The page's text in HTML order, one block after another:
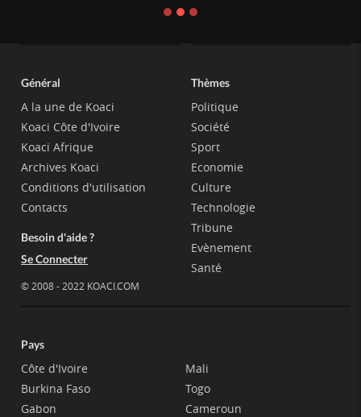
Général
A la une de Koaci
Koaci Côte d'Ivoire
Koaci Afrique
Archives Koaci
Conditions d'utilisation
Contacts
Besoin d'aide ?
Se Connecter
© 2008 - 2022 KOACI.COM
Thèmes
Politique
Société
Sport
Economie
Culture
Technologie
Tribune
Evènement
Santé
Pays
Côte d'Ivoire
Burkina Faso
Gabon
Mali
Togo
Cameroun